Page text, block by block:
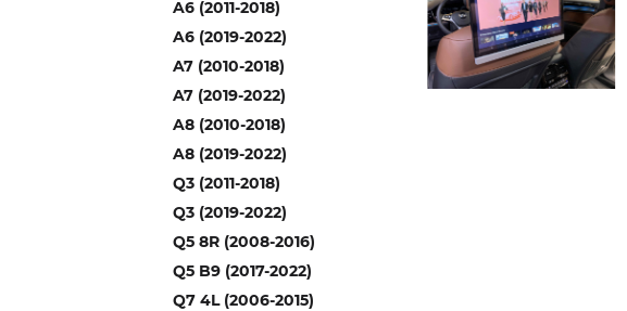
A6 (2011-2018)
A6 (2019-2022)
A7 (2010-2018)
A7 (2019-2022)
A8 (2010-2018)
A8 (2019-2022)
Q3 (2011-2018)
Q3 (2019-2022)
Q5 8R (2008-2016)
Q5 B9 (2017-2022)
Q7 4L (2006-2015)